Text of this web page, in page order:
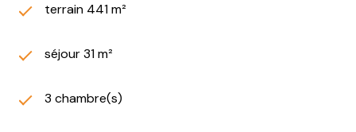
terrain 441 m²
séjour 31 m²
3 chambre(s)